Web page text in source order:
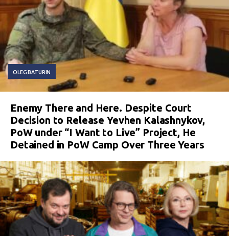
OLEG BATURIN
Enemy There and Here. Despite Court
Decision to Release Yevhen Kalashnykov,
PoW under “I Want to Live” Project, He
Detained in PoW Camp Over Three Years